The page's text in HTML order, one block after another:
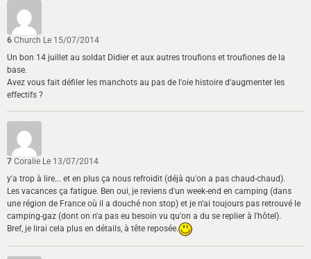
6 Church Le 15/07/2014
Un bon 14 juillet au soldat Didier et aux autres troufions et troufiones de la
base.
Avez vous fait défiler les manchots au pas de l'oie histoire d'augmenter les
effectifs ?
7 Coralie Le 13/07/2014
y'a trop à lire... et en plus ça nous refroidit (déjà qu'on a pas chaud-chaud).
Les vacances ça fatigue. Ben oui, je reviens d'un week-end en camping (dans
une région de France où il a douché non stop) et je n'ai toujours pas retrouvé le
camping-gaz (dont on n'a pas eu besoin vu qu'on a du se replier à l'hôtel).
Bref, je lirai cela plus en détails, à tête reposée.